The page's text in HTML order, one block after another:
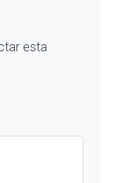
esta